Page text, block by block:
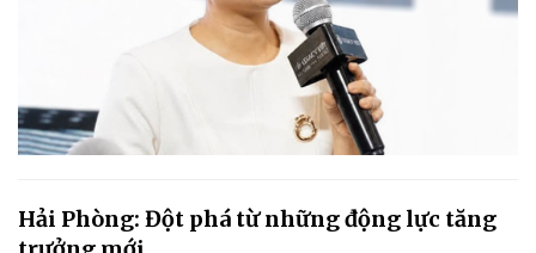
Hải Phòng: Đột phá từ những động lực tăng